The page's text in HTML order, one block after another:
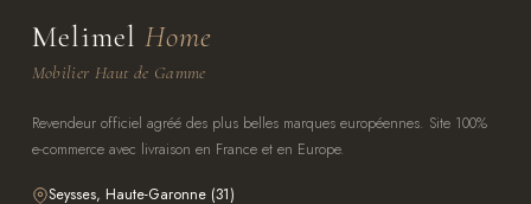
Melimel Home
Mobilier Haut de Gamme
Revendeur officiel agréé des plus belles marques européennes. Site 100%
e-commerce avec livraison en France et en Europe.
Seysses, Haute-Garonne (31)